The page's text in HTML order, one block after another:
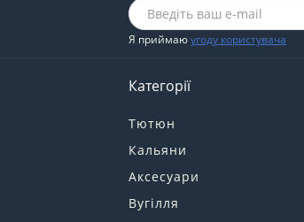
Я приймаюугоду користувача
Категорії
Тютюн
Кальяни
Аксесуари
Вугілля